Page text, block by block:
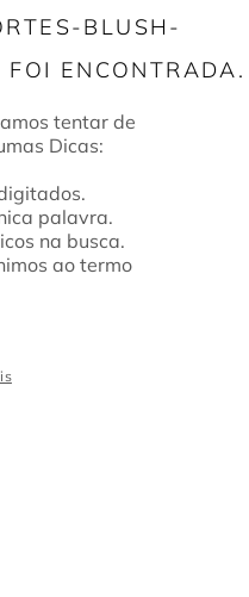
BLUSH-
palavra.
na busca.
ao termo